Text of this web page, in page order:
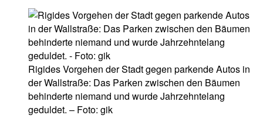
Rigides Vorgehen der Stadt gegen parkende Autos in
der Wallstraße: Das Parken zwischen den Bäumen
behinderte niemand und wurde Jahrzehntelang
geduldet. – Foto: gik